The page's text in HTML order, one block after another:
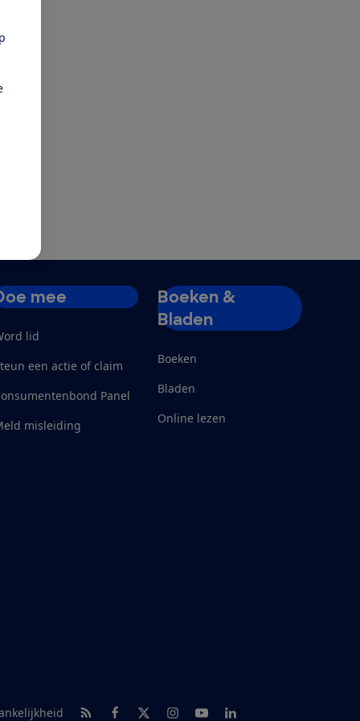
mee
lid
een actie of claim
Panel
misleiding
Boeken &
Bladen
Boeken
Bladen
Online lezen
RSS-feed nieuws
Facebook
TwitterInstagram
YoutubeLinkedIn